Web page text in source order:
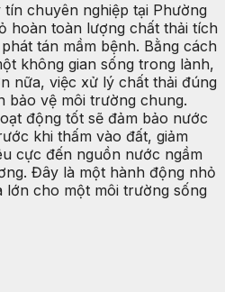
chuyên nghiệp tại Phường
hoàn toàn lượng chất thải tích
tán mầm bệnh. Bằng cách
không gian sống trong lành,
nữa, việc xử lý chất thải đúng
bảo vệ môi trường chung.
động tốt sẽ đảm bảo nước
khi thấm vào đất, giảm
cực đến nguồn nước ngầm
Đây là một hành động nhỏ
lớn cho một môi trường sống